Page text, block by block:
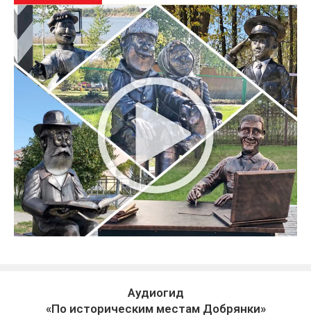
Аудиогид
«По историческим местам Добрянки»